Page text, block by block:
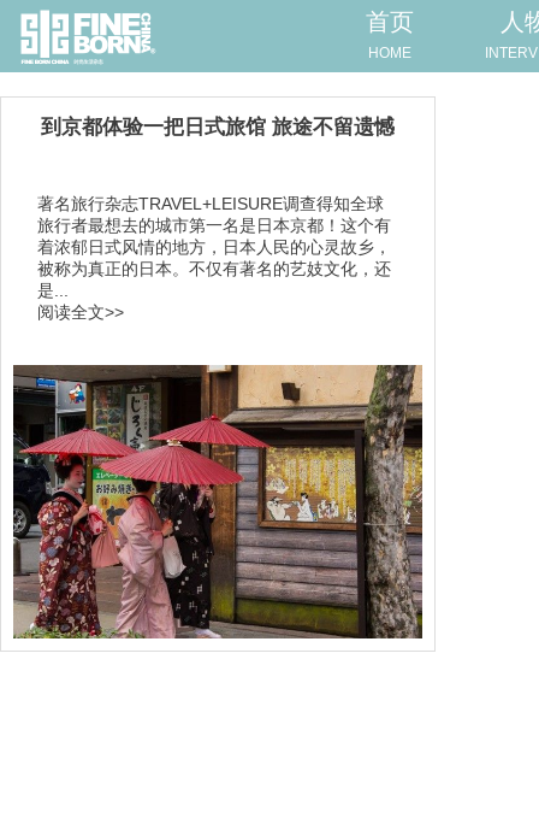
首页
HOME
人
到京都体验一把日式旅馆 旅途不留遗憾
著名旅行杂志TRAVEL+LEISURE调查得知全球
旅行者最想去的城市第一名是日本京都！这个有
着浓郁日式风情的地方，日本人民的心灵故乡，
被称为真正的日本。不仅有著名的艺妓文化，还
是...
阅读全文>>